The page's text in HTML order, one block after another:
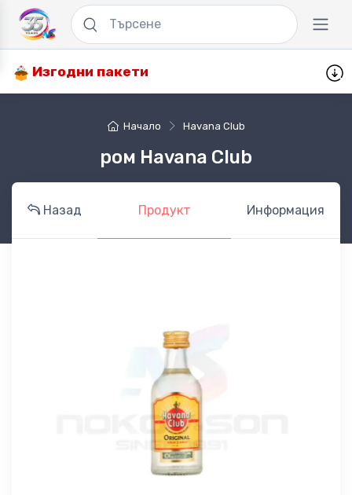
Изгодни пакети
Начало Havana Club
ром Havana Club
Назад Продукт Информация